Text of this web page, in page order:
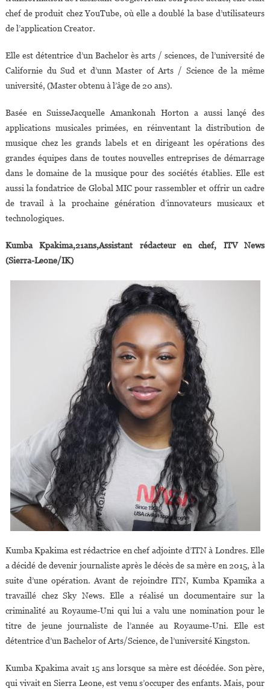
chef de produit chez YouTube, où elle a doublé la base d’utilisateurs
de l’application Creator.
Elle est détentrice d’un Bachelor ès arts / sciences, de l’université de
Californie du Sud et d’unn Master of Arts / Science de la même
université, (Master obtenu à l’âge de 20 ans).
Basée en SuisseJacquelle Amankonah Horton a aussi lançé des
applications musicales primées, en réinventant la distribution de
musique chez les grands labels et en dirigeant les opérations des
grandes équipes dans de toutes nouvelles entreprises de démarrage
dans le domaine de la musique pour des sociétés établies. Elle est
aussi la fondatrice de Global MIC pour rassembler et offrir un cadre
de travail à la prochaine génération d’innovateurs musicaux et
technologiques.
Kumba Kpakima,21ans,Assistant rédacteur en chef, ITV News
(Sierra-Leone/IK)
Kumba Kpakima est rédactrice en chef adjointe d’ITN à Londres. Elle
a décidé de devenir journaliste après le décès de sa mère en 2015, à la
suite d’une opération. Avant de rejoindre ITN, Kumba Kpamika a
travaillé chez Sky News. Elle a réalisé un documentaire sur la
criminalité au Royaume-Uni qui lui a valu une nomination pour le
titre de jeune journaliste de l’année au Royaume-Uni. Elle est
détentrice d’un Bachelor of Arts/Science, de l’université Kingston.
Kumba Kpakima avait 15 ans lorsque sa mère est décédée. Son père,
qui vivait en Sierra Leone, est venu s’occuper des enfants. Mais, pour